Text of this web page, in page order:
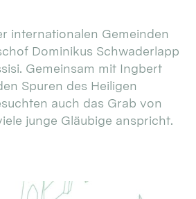
internationalen Gemeinden
Dominikus Schwaderlapp
Gemeinsam mit Ingbert
Spuren des Heiligen
auch das Grab von
junge Gläubige anspricht.